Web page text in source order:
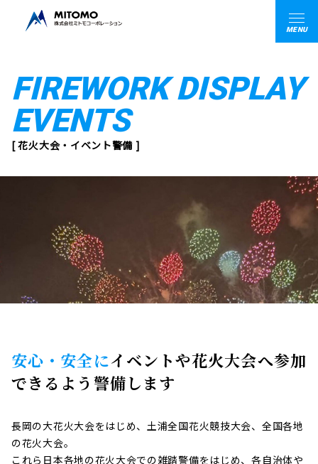
MENU
FIREWORK DISPLAY
EVENTS
[ 花火大会・イベント警備 ]
安心・安全にイベントや花火大会へ参加
できるよう警備します
長岡の大花火大会をはじめ、土浦全国花火競技大会、全国各地
の花火大会。
これら日本各地の花火大会での雑踏警備をはじめ、各自治体や